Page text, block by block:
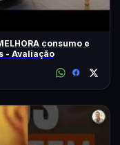
consumo e
- Avaliação